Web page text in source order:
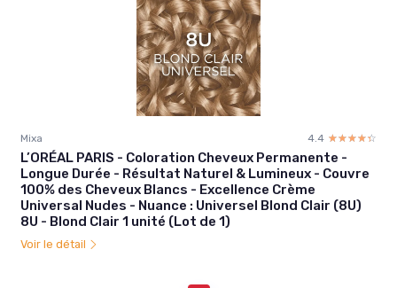
Mixa 4.4 ☆☆☆☆☆
★★★★★
L’ORÉAL PARIS - Coloration Cheveux Permanente -
Longue Durée - Résultat Naturel & Lumineux - Couvre
100% des Cheveux Blancs - Excellence Crème
Universal Nudes - Nuance : Universel Blond Clair (8U)
8U - Blond Clair 1 unité (Lot de 1)
Voir le détail